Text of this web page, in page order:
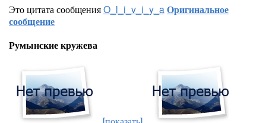
Это цитата сообщенияO_l_i_v_i_y_aОригинальное
сообщение
Румынские кружева